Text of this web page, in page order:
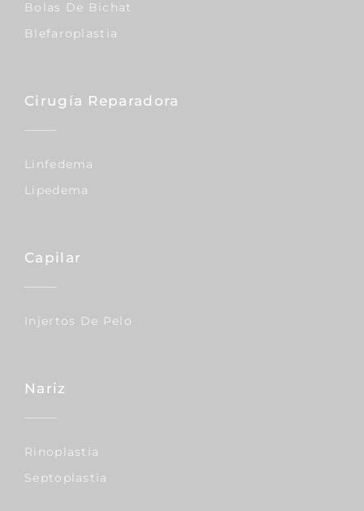
Bolas De Bichat
Blefaroplastia
Cirugía Reparadora
Linfedema
Lipedema
Capilar
Injertos De Pelo
Nariz
Rinoplastia
Septoplastia